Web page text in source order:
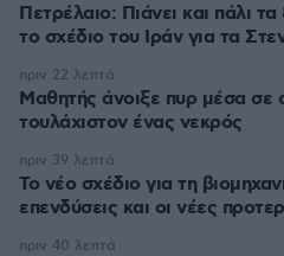
Πετρέλαιο: Πιάνει και πάλι
το σχέδιο του Ιράν για τα
Μαθητής άνοιξε πυρ μέσα σε
τουλάχιστον ένας νεκρός
πριν 22 λεπτά
Το νέο σχέδιο για τη
επενδύσεις και οι νέες
πριν 39 λεπτά
πριν 40 λεπτά